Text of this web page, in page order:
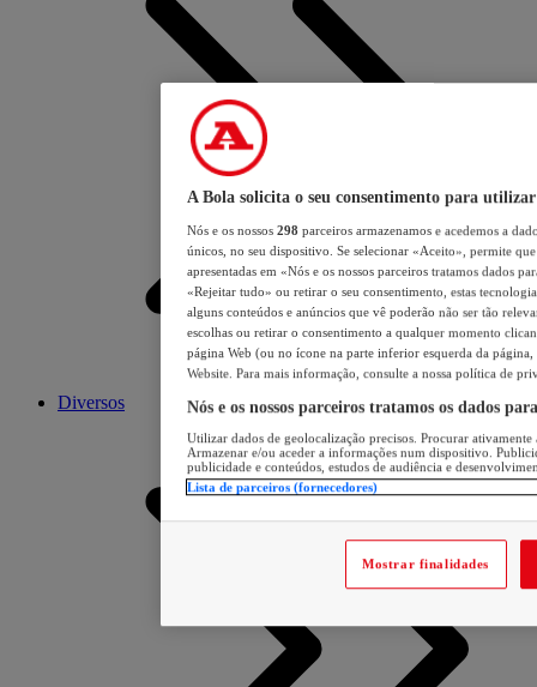
Diversos
A Bola solicita o seu consentimento para utilizar
Nós e os nossos 298 parceiros armazenamos e acedemos a
únicos, no seu dispositivo. Se selecionar «Aceito», permite
apresentadas em «Nós e os nossos parceiros tratamos dados
«Rejeitar tudo» ou retirar o seu consentimento, estas
alguns conteúdos e anúncios que vê poderão não ser tão
escolhas ou retirar o consentimento a qualquer momento
página Web (ou no ícone na parte inferior esquerda da página,
Website. Para mais informação, consulte a nossa política de
Nós e os nossos parceiros tratamos os dados
Utilizar dados de geolocalização precisos. Procurar
Armazenar e/ou aceder a informações num dispositivo.
publicidade e conteúdos, estudos de audiência e
Lista de parceiros (fornecedores)
Mostrar finalidades